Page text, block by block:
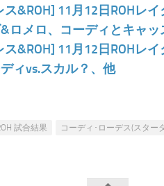
ス&ROH] 11月12日ROHレ
ロメロ、コーディとキャ
ス&ROH] 11月12日ROHレ
ィvs.スカル？、他
試合結果 コーディ･ローデス(スター